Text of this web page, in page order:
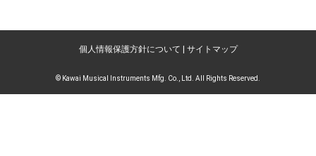
個人情報保護方針について サイトマップ
© Kawai Musical Instruments Mfg. Co., Ltd. All Rights Reserved.